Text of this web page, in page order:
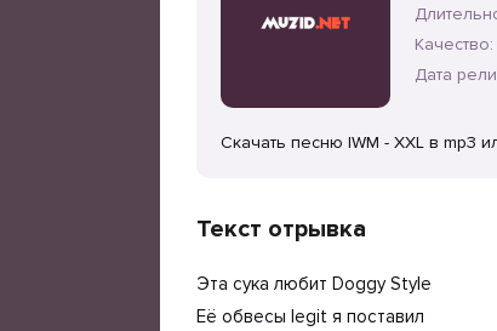
Качество:
Дата
Скачать песню IWM - XXL в mp3
Текст отрывка
Эта сука любит Doggy Style
Её обвесы legit я поставил